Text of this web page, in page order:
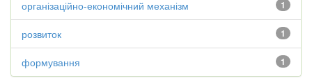
1
організаційно-економічний механізм
1
розвиток
1
формування